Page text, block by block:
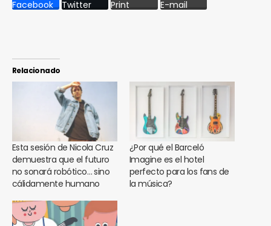
Facebook Twitter Print E-mail
Relacionado
Esta sesión de Nicola Cruz
demuestra que el futuro
no sonará robótico… sino
cálidamente humano
¿Por qué el Barceló
Imagine es el hotel
perfecto para los fans de
la música?